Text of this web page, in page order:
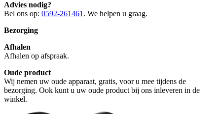
Advies nodig?
Bel ons op: 0592-261461 . We helpen u graag.
Bezorging
Afhalen
Afhalen op afspraak.
Oude product
Wij nemen uw oude apparaat, gratis, voor u mee tijdens de
bezorging. Ook kunt u uw oude product bij ons inleveren in de
winkel.